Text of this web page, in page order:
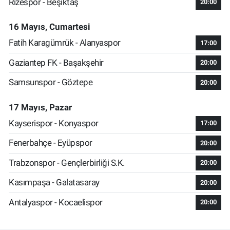
20:00
16 Mayıs, Cumartesi
Fatih Karagümrük - Alanyaspor
17:00
Gaziantep FK - Başakşehir 20:00
Samsunspor - Göztepe 20:00
17 Mayıs, Pazar
Kayserispor - Konyaspor
17:00
Fenerbahçe - Eyüpspor 20:00
Trabzonspor - Gençlerbirliği S.K. 20:00
Kasımpaşa - Galatasaray 20:00
Antalyaspor - Kocaelispor 20:00